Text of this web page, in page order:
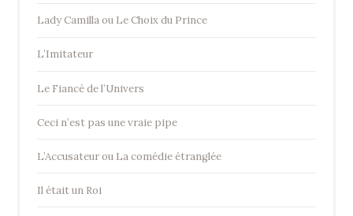
Lady Camilla ou Le Choix du Prince
L’Imitateur
Le Fiancé de l’Univers
Ceci n’est pas une vraie pipe
L’Accusateur ou La comédie étranglée
Il était un Roi